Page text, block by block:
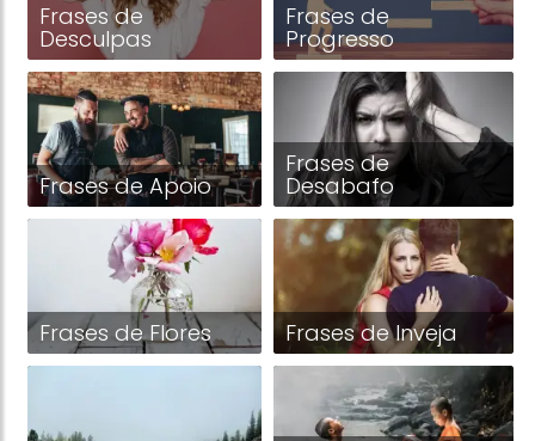
Frases de
Desculpas
Frases de
Progresso
Frases de Apoio
Frases de
Desabafo
Frases de Flores Frases de Inveja